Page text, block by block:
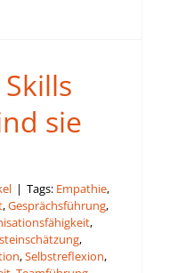
sie
| Tags: Empathie,
,Gesprächsführung,
,
,
,Selbstreflexion,